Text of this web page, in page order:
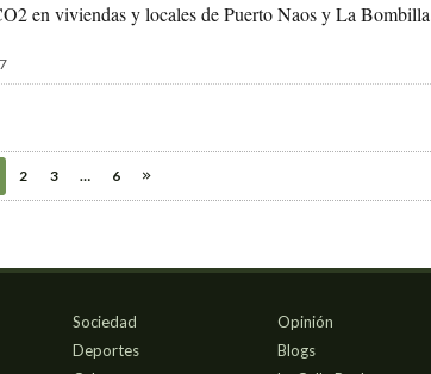
en viviendas y locales de Puerto Naos y La Bombilla
7
2 3 … 6
Sociedad
Deportes
Opinión
Blogs